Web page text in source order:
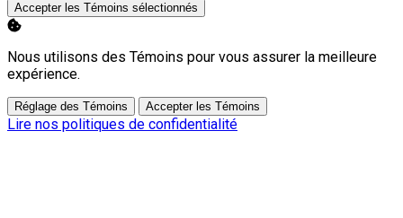
Accepter les Témoins sélectionnés
Nous utilisons des Témoins pour vous assurer la meilleure
expérience.
Réglage des Témoins Accepter les Témoins
Lire nos politiques de confidentialité